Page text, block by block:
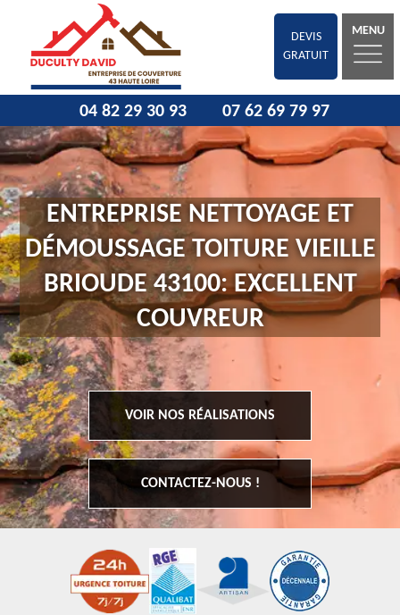
DEVIS
GRATUIT
MENU
04 82 29 30 93 07 62 69 79 97
ENTREPRISE NETTOYAGE ET
DÉMOUSSAGE TOITURE VIEILLE
BRIOUDE 43100: EXCELLENT
COUVREUR
VOIR NOS RÉALISATIONS
CONTACTEZ-NOUS !